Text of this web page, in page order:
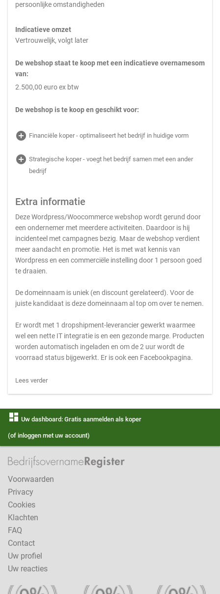
persoonlijke omstandigheden
Indicatieve omzet
Vertrouwelijk, volgt later
De webshop staat te koop met een indicatieve overnamesom
van:
2.500,00 euro ex btw
De webshop is te koop en geschikt voor:
add_circle Financiële koper - optimaliseert het bedrijf in huidige vorm
add_circle Strategische koper - voegt het bedrijf samen met een ander
bedrijf
Extra informatie
Deze Wordpress/Woocommerce webshop wordt gerund door
een ondernemer met meerdere activiteiten. Daardoor is hij
incidenteel met campagnes bezig. Maar de webshop verdient
meer aandacht en promotie. Het is met wat kennis van
Wordpress en een commerciële instelling door 1 persoon goed
te draaien.
De domeinnaam is uniek (en discount gerelateerd). Voor de
juiste kandidaat is deze domeinnaam al top om over te nemen.
Er wordt met 1 dropshipment-leverancier gewerkt waarmee
wel een nette IT integratie is en een gezonde marge. Producten
worden automatisch ingeladen en om de 2 uur wordt de
voorraad status bijgewerkt. Er is ook een Facebookpagina.
Lees verder
dashboard Uw dashboard: Gratis aanmelden als koper
(of inloggen met uw account)
Voorwaarden
Privacy
Cookies
Klachten
FAQ
Contact
Uw profiel
Uw reacties